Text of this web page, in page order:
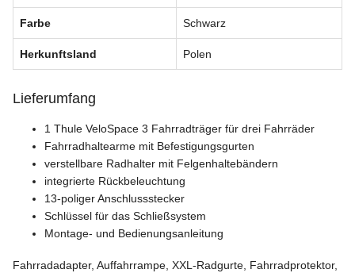
Farbe Schwarz
Herkunftsland Polen
Lieferumfang
1 Thule VeloSpace 3 Fahrradträger für drei Fahrräder
Fahrradhaltearme mit Befestigungsgurten
verstellbare Radhalter mit Felgenhaltebändern
integrierte Rückbeleuchtung
13-poliger Anschlussstecker
Schlüssel für das Schließsystem
Montage- und Bedienungsanleitung
Fahrradadapter, Auffahrrampe, XXL-Radgurte, Fahrradprotektor,